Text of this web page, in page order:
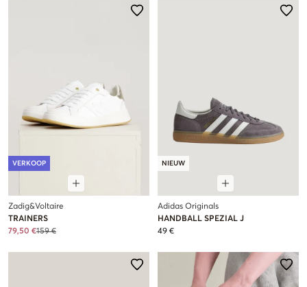
VERKOOP
Zadig&Voltaire
TRAINERS
79,50 €159 €
NIEUW
Adidas Originals
HANDBALL SPEZIAL J
49 €